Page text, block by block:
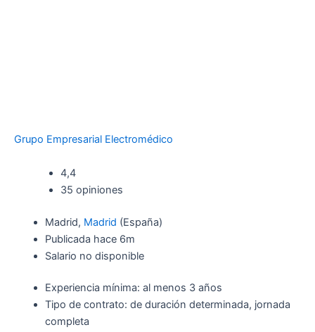
Grupo Empresarial Electromédico
4,4
35 opiniones
Madrid, Madrid (España)
Publicada hace 6m
Salario no disponible
Experiencia mínima: al menos 3 años
Tipo de contrato: de duración determinada, jornada
completa